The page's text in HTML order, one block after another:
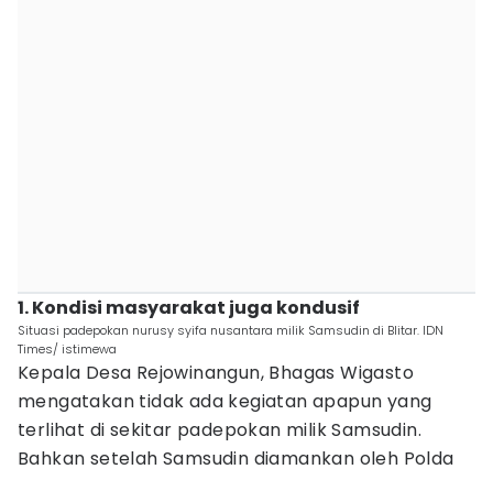
1. Kondisi masyarakat juga kondusif
Situasi padepokan nurusy syifa nusantara milik Samsudin di Blitar. IDN
Times/ istimewa
Kepala Desa Rejowinangun, Bhagas Wigasto
mengatakan tidak ada kegiatan apapun yang
terlihat di sekitar padepokan milik Samsudin.
Bahkan setelah Samsudin diamankan oleh Polda